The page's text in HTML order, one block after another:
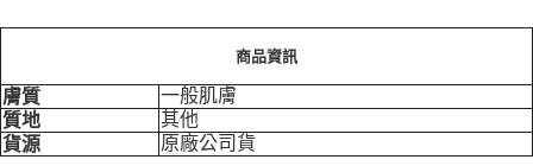
每筆NT$100，滿NT$799(含以上)免運費
商品資訊
膚質
一般肌膚
質地
其他
貨源
原廠公司貨